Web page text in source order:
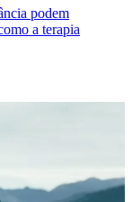
podem
a terapia